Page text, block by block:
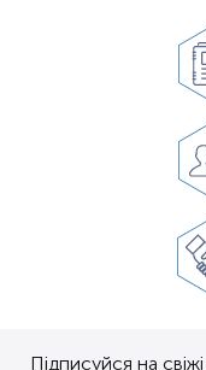
Підписуйся на